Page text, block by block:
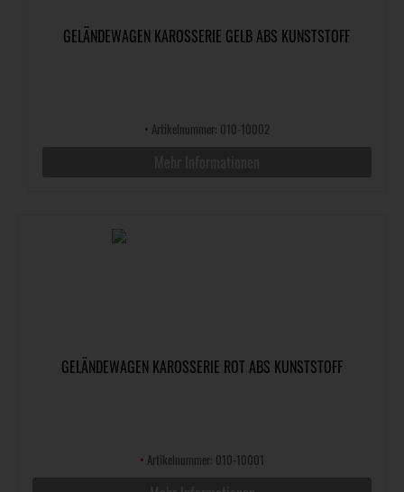
GELÄNDEWAGEN KAROSSERIE GELB ABS KUNSTSTOFF
• Artikelnummer: 010-10002
GELÄNDEWAGEN KAROSSERIE ROT ABS KUNSTSTOFF
• Artikelnummer: 010-10001